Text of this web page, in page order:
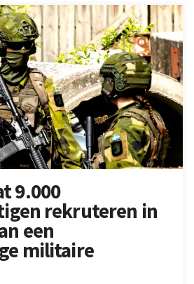
9.000
rekruteren in
een
militaire